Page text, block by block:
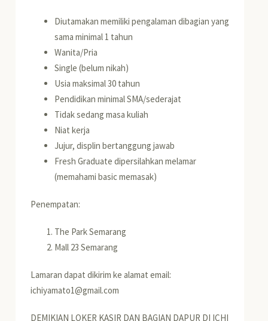
Diutamakan memiliki pengalaman dibagian yang
sama minimal 1 tahun
Wanita/Pria
Single (belum nikah)
Usia maksimal 30 tahun
Pendidikan minimal SMA/sederajat
Tidak sedang masa kuliah
Niat kerja
Jujur, displin bertanggung jawab
Fresh Graduate dipersilahkan melamar
(memahami basic memasak)
Penempatan:
The Park Semarang
Mall 23 Semarang
Lamaran dapat dikirim ke alamat email:
ichiyamato1@gmail.com
DEMIKIAN LOKER KASIR DAN BAGIAN DAPUR DI ICHI